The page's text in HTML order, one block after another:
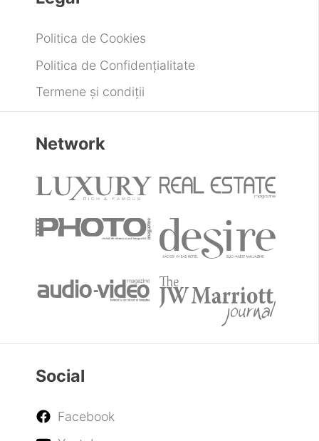
Politica de Cookies
Politica de Confidențialitate
Termene și condiții
Network
Social
Facebook